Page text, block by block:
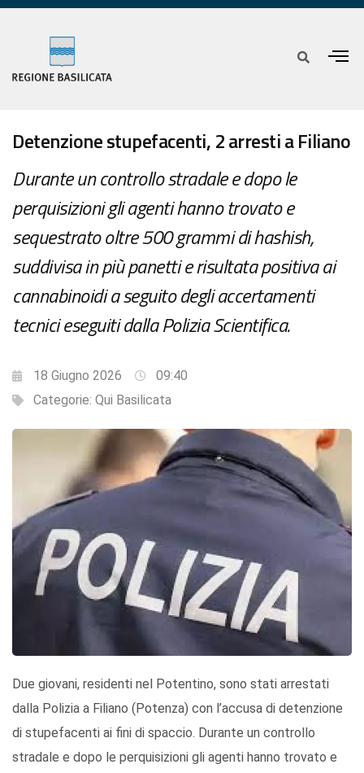
Detenzione stupefacenti, 2 arresti a Filiano
Durante un controllo stradale e dopo le
perquisizioni gli agenti hanno trovato e
sequestrato oltre 500 grammi di hashish,
suddivisa in più panetti e risultata positiva ai
cannabinoidi a seguito degli accertamenti
tecnici eseguiti dalla Polizia Scientifica.
18 Giugno 2026
09:40
Categorie: Qui Basilicata
Due giovani, residenti nel Potentino, sono stati arrestati
dalla Polizia a Filiano (Potenza) con l’accusa di detenzione
di stupefacenti ai fini di spaccio. Durante un controllo
stradale e dopo le perquisizioni gli agenti hanno trovato e